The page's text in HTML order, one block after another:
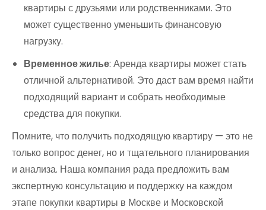
квартиры с друзьями или родственниками. Это
может существенно уменьшить финансовую
нагрузку.
Временное жилье: Аренда квартиры может стать
отличной альтернативой. Это даст вам время найти
подходящий вариант и собрать необходимые
средства для покупки.
Помните, что получить подходящую квартиру — это не
только вопрос денег, но и тщательного планирования
и анализа. Наша компания рада предложить вам
экспертную консультацию и поддержку на каждом
этапе покупки квартиры в Москве и Московской